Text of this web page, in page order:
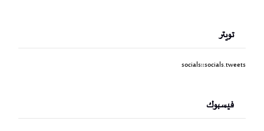
تويتر
socials::socials.tweets
فيسبوك